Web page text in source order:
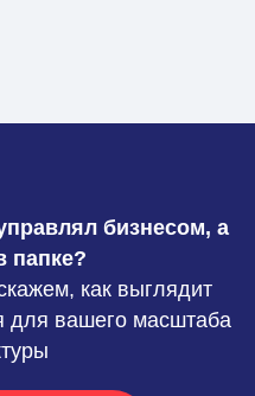
бизнесом, а
папке?
как выглядит
для вашего масштаба